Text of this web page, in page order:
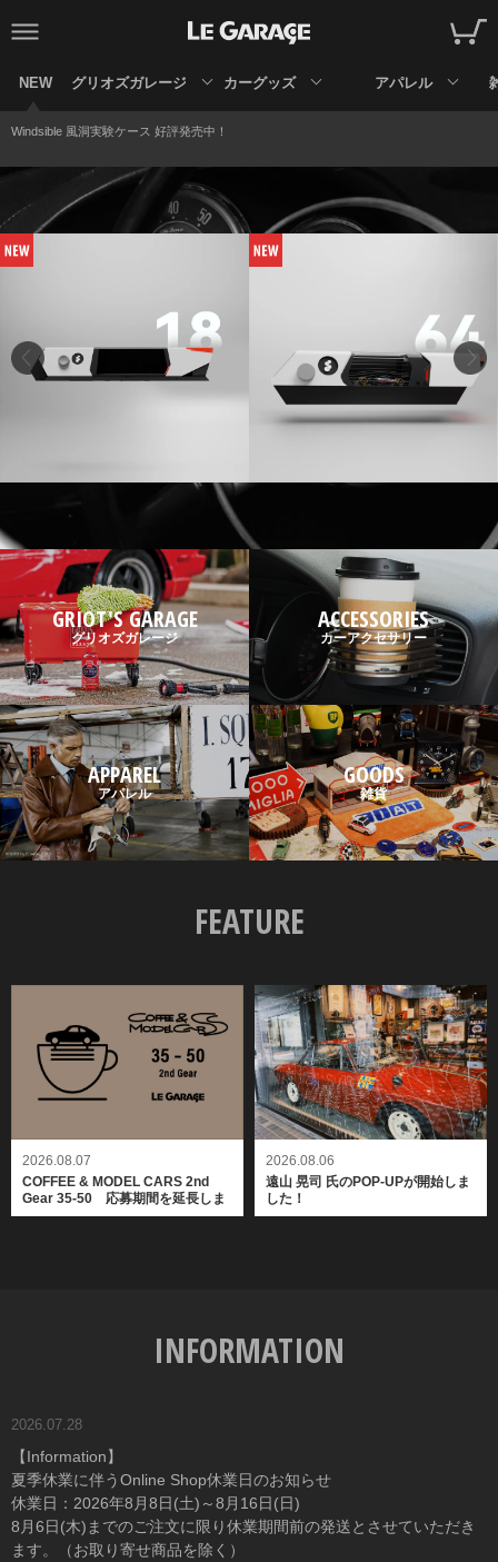
NEW
Windsible 風洞実験ケース 好評発売中！
グリオズガレージ カーグッズ アパレル
GRIOT'S GARAGE
グリオズガレージ
ACCESSORIES
カーアクセサリー
APPAREL
アパレル
GOODS
雑貨
FEATURE
2026.08.07
COFFEE & MODEL CARS 2nd
Gear 35-50 応募期間を延長しま
した
2026.08.06
遠山 晃司 氏のPOP-UPが開始しま
した！
INFORMATION
2026.07.28
【Information】
夏季休業に伴うOnline Shop休業日のお知らせ
休業日：2026年8月8日(土)～8月16日(日)
8月6日(木)までのご注文に限り休業期間前の発送とさせていただき
ます。（お取り寄せ商品を除く）